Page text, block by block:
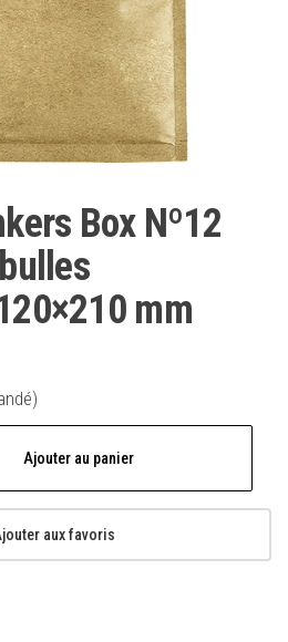
Box Nº12
mm
Ajouter au panier
aux favoris